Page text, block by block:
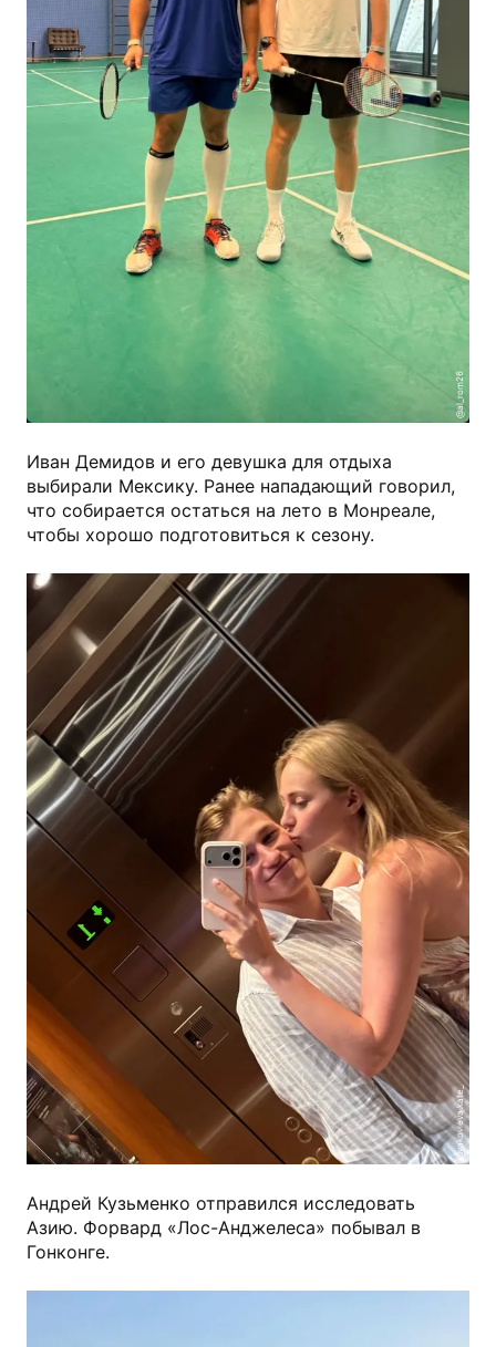
@al_rom26
Иван Демидов и его девушка для отдыха
выбирали Мексику. Ранее нападающий говорил,
что собирается остаться на лето в Монреале,
чтобы хорошо подготовиться к сезону.
@yakovleva.kate_
Андрей Кузьменко отправился исследовать
Азию. Форвард «Лос-Анджелеса» побывал в
Гонконге.